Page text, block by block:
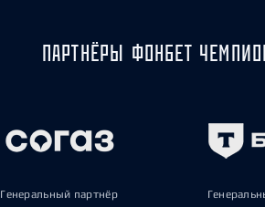
ПАРТНЁРЫ ФОНБЕТ
Генеральный партнёр